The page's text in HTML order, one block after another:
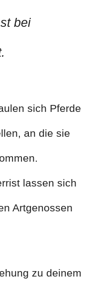
bei
sich Pferde
an die sie
lassen sich
Artgenossen
zu deinem